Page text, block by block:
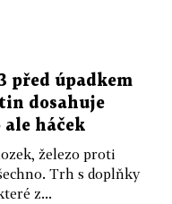
před úpadkem
dosahuje
ale háček
železo proti
Trh s doplňky
z...